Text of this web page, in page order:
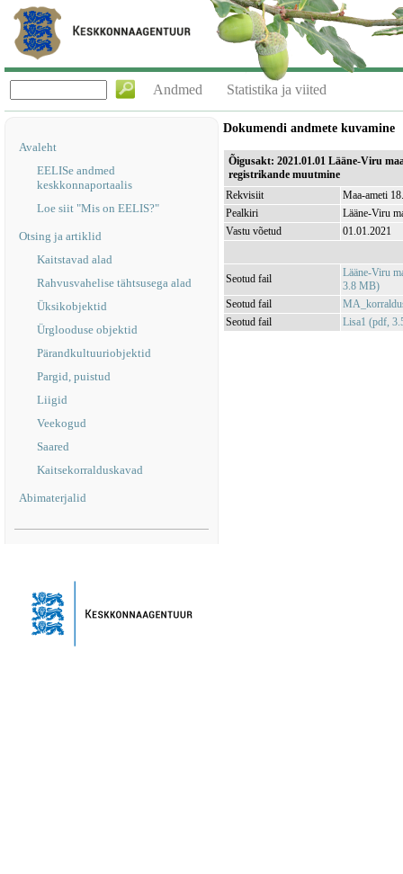
Andmed Statistika ja viited
Avaleht
EELISe andmed
keskkonnaportaalis
Loe siit "Mis on EELIS?"
Otsing ja artiklid
Kaitstavad alad
Rahvusvahelise tähtsusega alad
Üksikobjektid
Ürglooduse objektid
Pärandkultuuriobjektid
Pargid, puistud
Liigid
Veekogud
Saared
Kaitsekorralduskavad
Abimaterjalid
Dokumendi andmete kuvamine
Õigusakt: 2021.01.01 Lääne-Viru
registrikande muutmine
Rekvisiit
Maa-ameti
Pealkiri
Lääne-Viru
Vastu võetud
01.01.2021
Seotud fail
Lääne-Viru
3.8 MB)
Seotud fail
Seotud fail
Lisa1 (pdf,